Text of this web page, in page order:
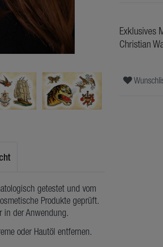
Exklusives
Christian
getestet und vom
Produkte geprüft.
in der Anwendung.
oder Hautöl entfernen.